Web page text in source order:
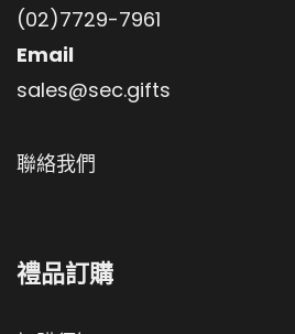
(02)7729-7961
Email
sales@sec.gifts
聯絡我們
禮品訂購